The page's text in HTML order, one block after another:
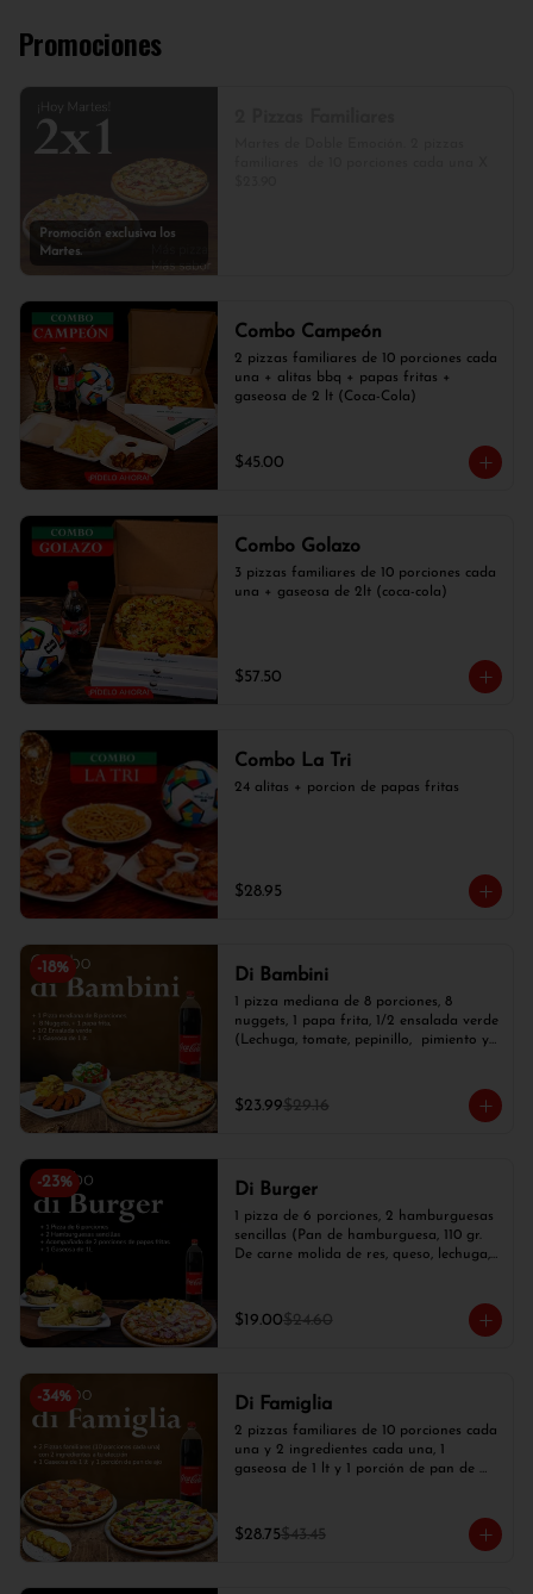
Promociones
Promoción exclusiva los
Martes.
Combo Campeón
2 pizzas familiares de 10 porciones cada
una + alitas bbq + papas fritas +
gaseosa de 2 lt (Coca-Cola)
$45.00
Combo Golazo
3 pizzas familiares de 10 porciones cada
una + gaseosa de 2lt (coca-cola)
$57.50
Combo La Tri
24 alitas + porcion de papas fritas
$28.95
-18% Di Bambini
1 pizza mediana de 8 porciones, 8
nuggets, 1 papa frita, 1/2 ensalada verde
(Lechuga, tomate, pepinillo,  pimiento y
$23.99$29.16
-23% Di Burger
1 pizza de 6 porciones, 2 hamburguesas
sencillas (Pan de hamburguesa, 110 gr.
De carne molida de res, queso, lechuga,
$19.00$24.60
-34% Di Famiglia
2 pizzas familiares de 10 porciones cada
una y 2 ingredientes cada una, 1
gaseosa de 1 lt y 1 porción de pan de
$28.75$43.45